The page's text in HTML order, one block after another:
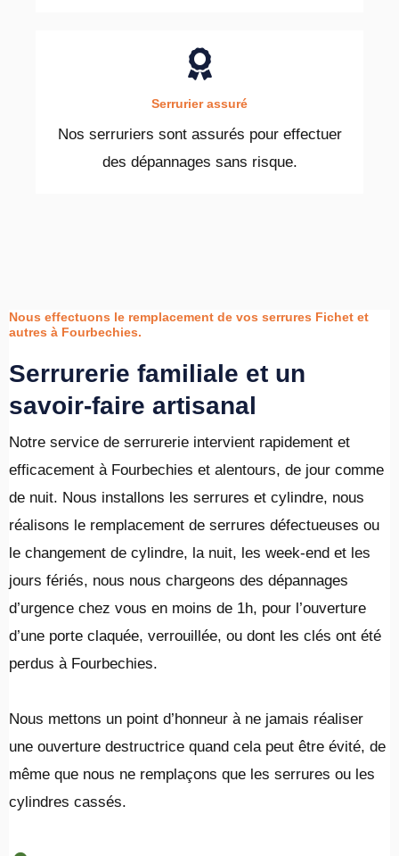
Serrurier assuré
Nos serruriers sont assurés pour effectuer
des dépannages sans risque.
Nous effectuons le remplacement de vos serrures Fichet et
autres à Fourbechies.
Serrurerie familiale et un
savoir-faire artisanal
Notre service de serrurerie intervient rapidement et
efficacement à Fourbechies et alentours, de jour comme
de nuit. Nous installons les serrures et cylindre, nous
réalisons le remplacement de serrures défectueuses ou
le changement de cylindre, la nuit, les week-end et les
jours fériés, nous nous chargeons des dépannages
d’urgence chez vous en moins de 1h, pour l’ouverture
d’une porte claquée, verrouillée, ou dont les clés ont été
perdus à Fourbechies.
​Nous mettons un point d’honneur à ne jamais réaliser
une ouverture destructrice quand cela peut être évité, de
même que nous ne remplaçons que les serrures ou les
cylindres cassés.